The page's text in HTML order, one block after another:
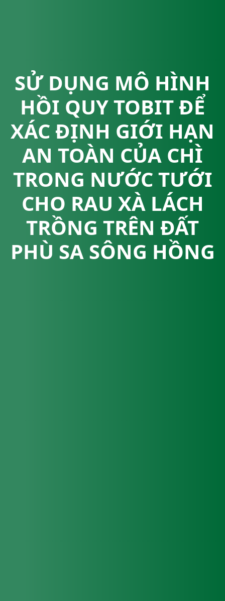
SỬ DỤNG MÔ HÌNH
HỒI QUY TOBIT ĐỂ
XÁC ĐỊNH GIỚI HẠN
AN TOÀN CỦA CHÌ
TRONG NƯỚC TƯỚI
CHO RAU XÀ LÁCH
TRỒNG TRÊN ĐẤT
PHÙ SA SÔNG HỒNG